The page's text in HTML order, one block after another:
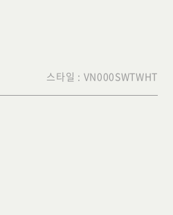
스타일 : VN000SWTWHT